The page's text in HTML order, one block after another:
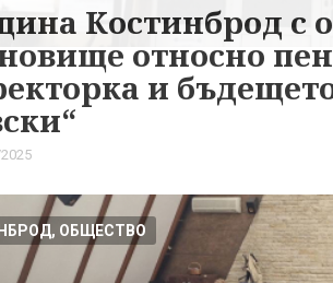
Костинброд с
относно
и
ОБЩЕСТВО